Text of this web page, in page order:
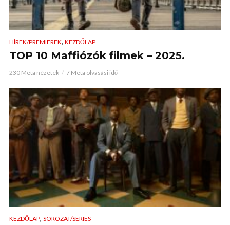
HÍREK/PREMIEREK, KEZDŐLAP
TOP 10 Maffiózók filmek – 2025.
230 Meta nézetek 7 Meta olvasási idő
KEZDŐLAP, SOROZAT/SERIES